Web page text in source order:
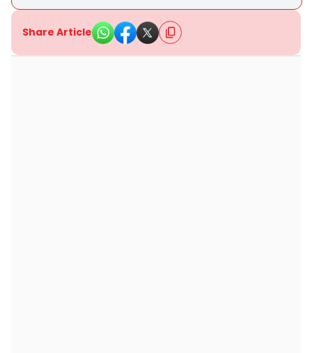
Share Article